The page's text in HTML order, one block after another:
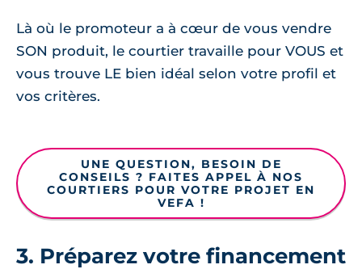
Là où le promoteur a à cœur de vous vendre
SON produit, le courtier travaille pour VOUS et
vous trouve LE bien idéal selon votre profil et
vos critères.
UNE QUESTION, BESOIN DE
CONSEILS ? FAITES APPEL À NOS
COURTIERS POUR VOTRE PROJET EN
VEFA !
3. Préparez votre financement